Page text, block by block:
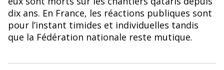
dix ans. En France, les réactions publiques sont
pour l’instant timides et individuelles tandis
que la Fédération nationale reste mutique.